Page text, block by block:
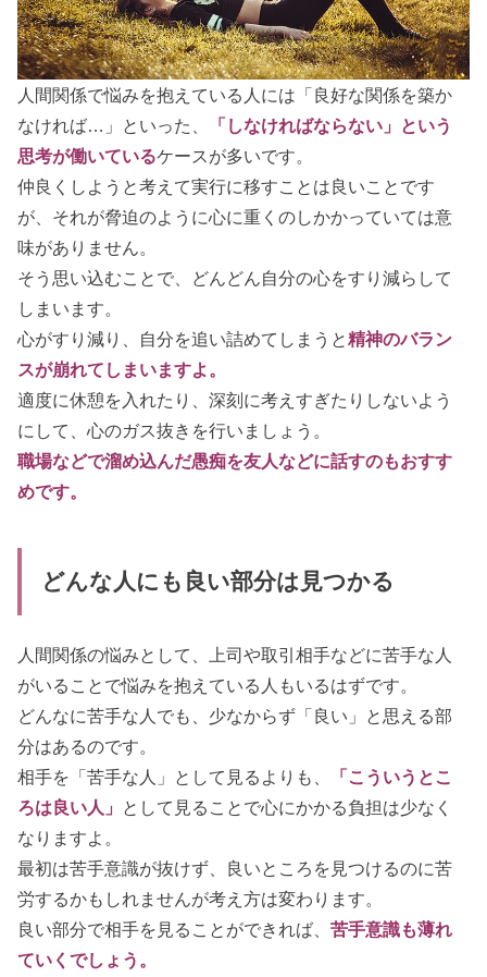
人間関係で悩みを抱えている人には「良好な関係を築か
なければ…」といった、
「しなければならない」という
思考が働いているケースが多いです。
仲良くしようと考えて実行に移すことは良いことです
が、それが脅迫のように心に重くのしかかっていては意
味がありません。
そう思い込むことで、どんどん自分の心をすり減らして
しまいます。
心がすり減り、自分を追い詰めてしまうと精神のバラン
スが崩れてしまいますよ。
適度に休憩を入れたり、深刻に考えすぎたりしないよう
にして、心のガス抜きを行いましょう。
職場などで溜め込んだ愚痴を友人などに話すのもおすす
めです。
どんな人にも良い部分は見つかる
人間関係の悩みとして、上司や取引相手などに苦手な人
がいることで悩みを抱えている人もいるはずです。
どんなに苦手な人でも、少なからず「良い」と思える部
分はあるのです。
相手を「苦手な人」として見るよりも、
「こういうとこ
ろは良い人」 として見ることで心にかかる負担は少なく
なりますよ。
最初は苦手意識が抜けず、良いところを見つけるのに苦
労するかもしれませんが考え方は変わります。
良い部分で相手を見ることができれば、苦手意識も薄れ
ていくでしょう。